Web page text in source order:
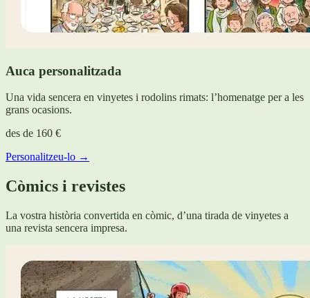
Auca personalitzada
Una vida sencera en vinyetes i rodolins rimats: l’homenatge per a les
grans ocasions.
des de 160 €
Personalitzeu-lo →
Còmics i revistes
La vostra història convertida en còmic, d’una tirada de vinyetes a
una revista sencera impresa.